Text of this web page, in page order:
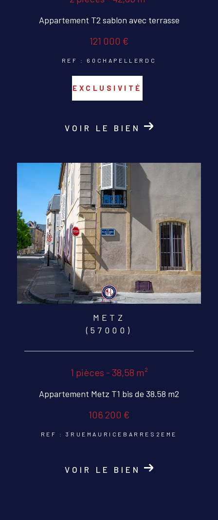
Appartement T2 sablon avec terrasse
121 000 €
REF : 60CHAPELLERDC
EXCLUSIVITÉ
VOIR LE BIEN
METZ
(57000)
1 pièces - 38,58 m²
Appartement Metz T1 bis de 38.58 m2
106 200 €
REF : 3RUEMAURICEBARRES2EME
VOIR LE BIEN